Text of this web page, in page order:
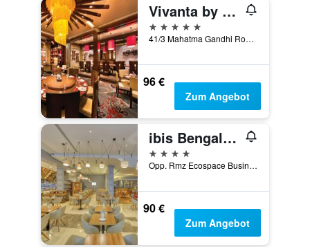
Vivanta by Taj - MG Road
5 Sterne
41/3 Mahatma Gandhi Road, Bengaluru, Indien
96 €
Zum Angebot
ibis Bengaluru Outer Ring Road
4 Sterne
Opp. Rmz Ecospace Business Park, Bengaluru, Indien
90 €
Zum Angebot